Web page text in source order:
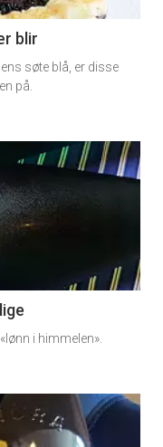
blir
søte blå, er disse
på.
i himmelen».